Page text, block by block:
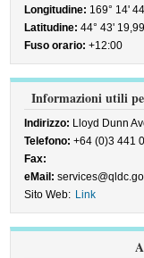
Longitudine: 169° 14'
Latitudine: 44° 43'
Fuso orario: +12:00
Informazioni utili
Indirizzo: Lloyd Dunn
Telefono: +64 (0)3 441
Fax:
eMail:
Sito Web: Link